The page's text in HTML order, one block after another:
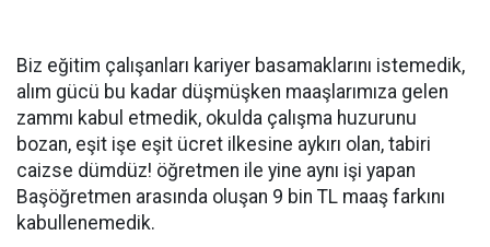
Biz eğitim çalışanları kariyer basamaklarını istemedik,
alım gücü bu kadar düşmüşken maaşlarımıza gelen
zammı kabul etmedik, okulda çalışma huzurunu
bozan, eşit işe eşit ücret ilkesine aykırı olan, tabiri
caizse dümdüz! öğretmen ile yine aynı işi yapan
Başöğretmen arasında oluşan 9 bin TL maaş farkını
kabullenemedik.